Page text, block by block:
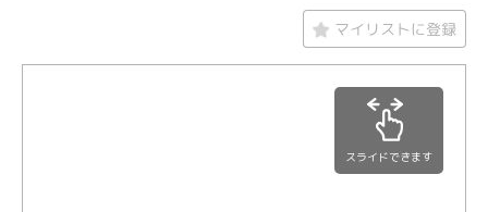
マイリストに登録
スライドできます